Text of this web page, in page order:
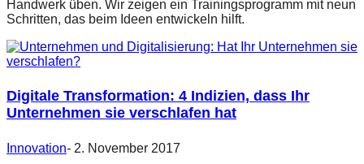
Handwerk üben. Wir zeigen ein Trainingsprogramm mit neun
Schritten, das beim Ideen entwickeln hilft.
Digitale Transformation: 4 Indizien, dass Ihr
Unternehmen sie verschlafen hat
Innovation- 2. November 2017